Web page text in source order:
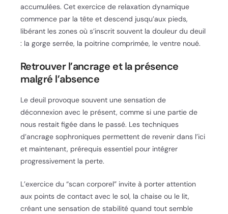
accumulées. Cet exercice de relaxation dynamique
commence par la tête et descend jusqu’aux pieds,
libérant les zones où s’inscrit souvent la douleur du deuil
: la gorge serrée, la poitrine comprimée, le ventre noué.
Retrouver l’ancrage et la présence
malgré l’absence
Le deuil provoque souvent une sensation de
déconnexion avec le présent, comme si une partie de
nous restait figée dans le passé. Les techniques
d’ancrage sophroniques permettent de revenir dans l’ici
et maintenant, prérequis essentiel pour intégrer
progressivement la perte.
L’exercice du “scan corporel” invite à porter attention
aux points de contact avec le sol, la chaise ou le lit,
créant une sensation de stabilité quand tout semble